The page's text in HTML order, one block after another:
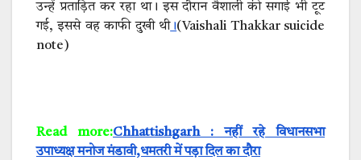
उन्हें प्रताड़‍ित कर रहा था। इस दौरान वैशाली की सगाई भी टूट
गई, इससे वह काफी दुखी थी।(Vaishali Thakkar suicide
note)
Read more:Chhattishgarh : नहीं रहे विधानसभा
उपाध्यक्ष मनोज मंडावी,धमतरी में पड़ा दिल का दौरा